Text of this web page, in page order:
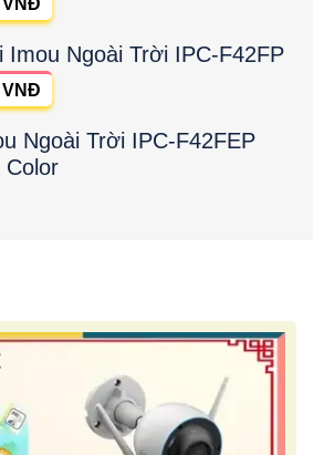
Imou Ngoài Trời IPC-F42FP
VNĐ
Ngoài Trời IPC-F42FEP
Color